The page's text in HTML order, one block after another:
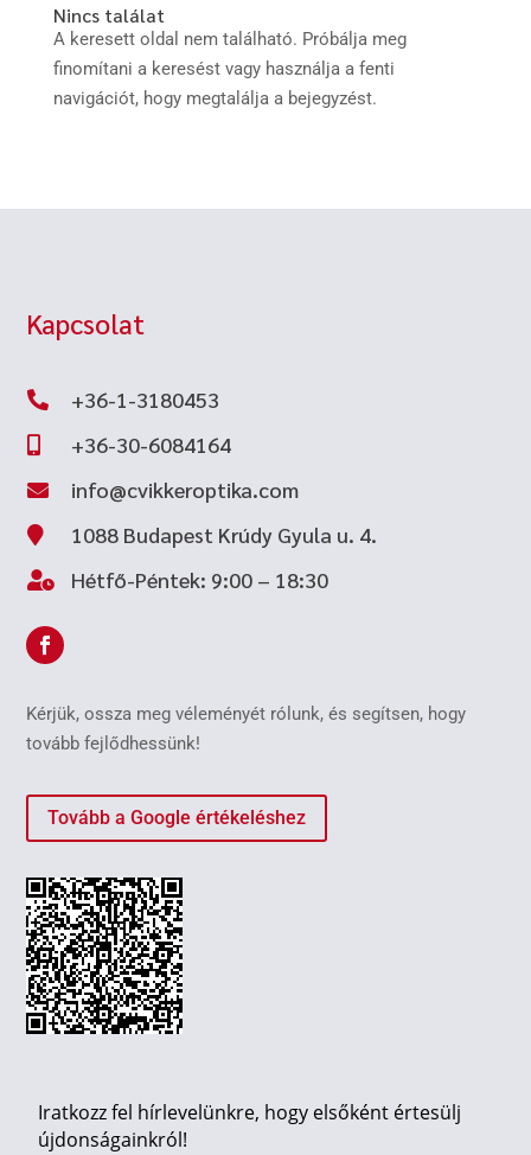
Nincs találat
A keresett oldal nem található. Próbálja meg
finomítani a keresést vagy használja a fenti
navigációt, hogy megtalálja a bejegyzést.
Kapcsolat
 +36-1-3180453
+36-30-6084164
 info@cvikkeroptika.com
 1088 Budapest Krúdy Gyula u. 4.
 Hétfő-Péntek: 9:00 – 18:30
Kérjük, ossza meg véleményét rólunk, és segítsen, hogy
tovább fejlődhessünk!
Tovább a Google értékeléshez
Iratkozz fel hírlevelünkre, hogy elsőként értesülj
újdonságainkról!